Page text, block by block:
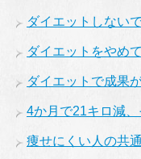
ダイエットしない
ダイエットをやめ
ダイエットで成果
4か月で21キロ減、
痩せにくい人の共